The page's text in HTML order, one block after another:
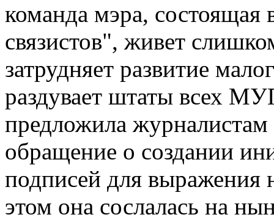
команда мэра, состоящая
связистов", живет
затрудняет развитие
раздувает штаты всех
предложила журналистам
обращение о создании
подписей для выражения
этом она сослалась на